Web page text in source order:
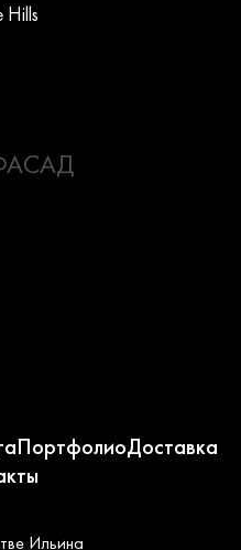
Hills
ПортфолиоДоставка
Ильина